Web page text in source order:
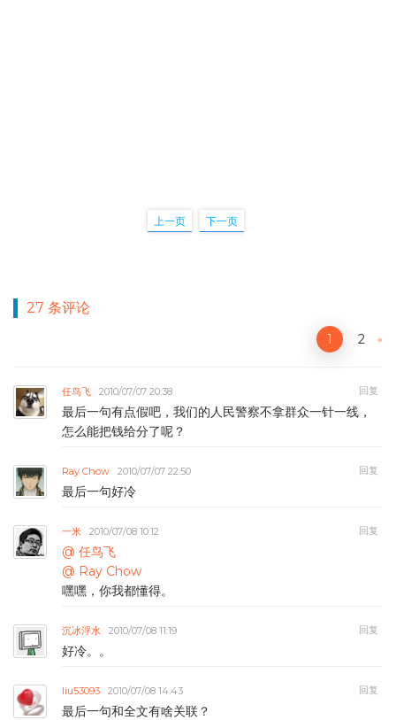
上一页 下一页
27 条评论
1 2 »
任鸟飞 2010/07/07 20:38 回复
最后一句有点假吧，我们的人民警察不拿群众一针一线，
怎么能把钱给分了呢？
Ray Chow 2010/07/07 22:50 回复
最后一句好冷
一米 2010/07/08 10:12 回复
@ 任鸟飞
@ Ray Chow
嘿嘿，你我都懂得。
沉冰浮水 2010/07/08 11:19 回复
好冷。。
liu53093 2010/07/08 14:43 回复
最后一句和全文有啥关联？